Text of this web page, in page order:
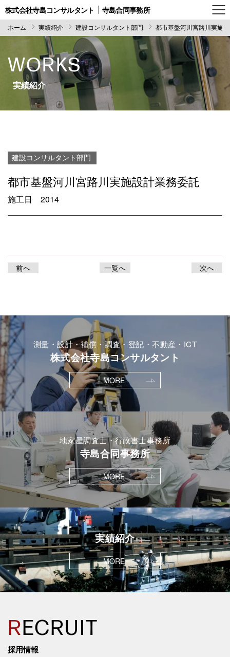
株式会社寺島コンサルタント 寺島合同事務所
ホーム 実績紹介 建設コンサルタント部門 都市基盤河川宮路川実施
WORKS
実績紹介
建設コンサルタント部門
都市基盤河川宮路川実施設計業務委託
施工日 2014
前へ 一覧へ 次へ
測量・設計・補償・調査・登記・不動産・ICT
株式会社寺島コンサルタント
MORE
地家屋調査士・行政書士事務所
寺島合同事務所
MORE
実績紹介
MORE
RECRUIT
採用情報